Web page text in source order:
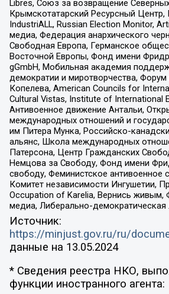
Libres, Союз за возвращение
Крымскотатарский Ресурсный
IndustriALL, Russian Election Monitor,
медиа, Федерация анархического
Свободная Европа, Германское
Восточной Европы, Фонд имени
gGmbH, Мобильная академия
демократии и миротворчества,
Копелева, American Councils for
Cultural Vistas, Institute of International
Антивоенное движение Антальи,
международных отношений и
им Питера Мунка, Российско-
альянс, Школа международных
Патерсона, Центр Гражданских
Немцова за Свободу, Фонд имени
свободу, Феминистское антивоенное
Комитет независимости Ингушетии,
Occupation of Karelia, Вернись
медиа, Либерально-демократическая
Источник:
https://minjust.gov.ru/ru/
данные на 13.05.2024
* Сведения реестра НКО,
функции иностранного агента: